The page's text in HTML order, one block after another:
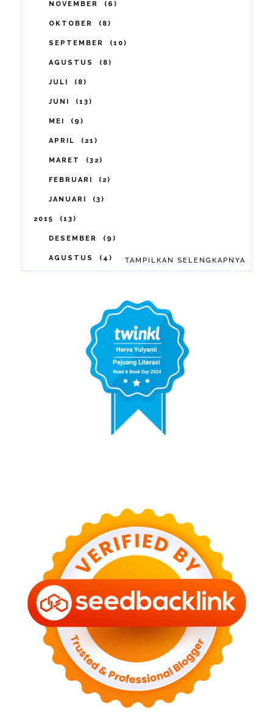
NOVEMBER 6
OKTOBER 8
SEPTEMBER 10
AGUSTUS 8
JULI 8
JUNI 13
MEI 9
APRIL 21
MARET 32
FEBRUARI 2
JANUARI 3
2015 13
DESEMBER 9
AGUSTUS 4 TAMPILKAN SELENGKAPNYA